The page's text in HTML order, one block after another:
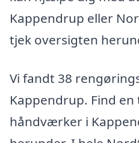
Kappendrup eller
tjek oversigten
Vi fandt 38
Kappendrup. Find
håndværker i